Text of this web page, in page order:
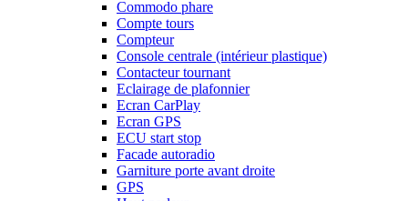
Commodo phare
Compte tours
Compteur
Console centrale (intérieur plastique)
Contacteur tournant
Eclairage de plafonnier
Ecran CarPlay
Ecran GPS
ECU start stop
Facade autoradio
Garniture porte avant droite
GPS